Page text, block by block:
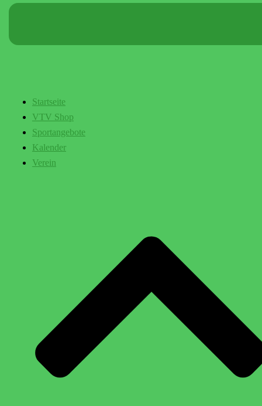
Startseite
VTV Shop
Sportangebote
Kalender
Verein